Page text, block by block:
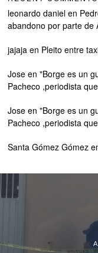
leonardo daniel en
abandono por parte de
jajaja en Pleito entre
Jose en"Borge es un
Pacheco ,periodista
Jose en"Borge es un
Pacheco ,periodista
Santa Gómez Gómez